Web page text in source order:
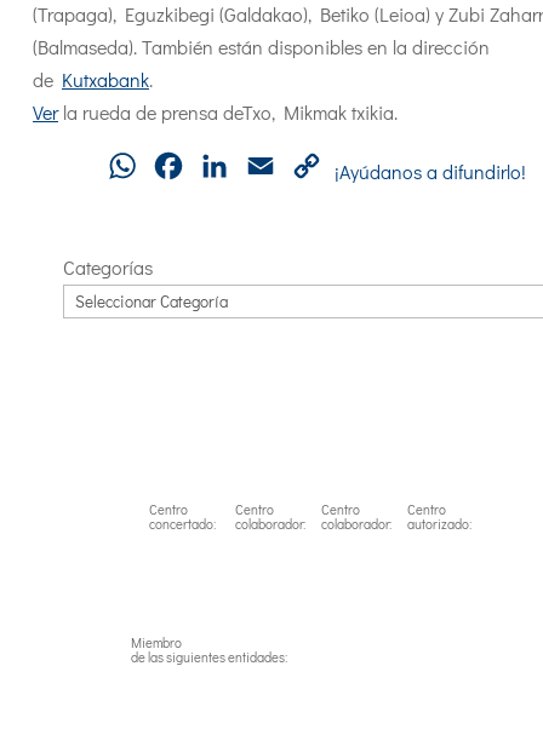
(Trapaga), Eguzkibegi (Galdakao), Betiko (Leioa) y Zubi
(Balmaseda). También están disponibles en la dirección
de Kutxabank.
Verla rueda de prensa deTxo, Mikmak txikia.
WhatsAppFacebookLinkedInEmail
Copy
¡Ayúdanos a difundirlo!
Categorías
Centro
concertado:
Centro
colaborador:
Centro
colaborador:
Centro
autorizado:
Miembro
de las siguientes entidades: